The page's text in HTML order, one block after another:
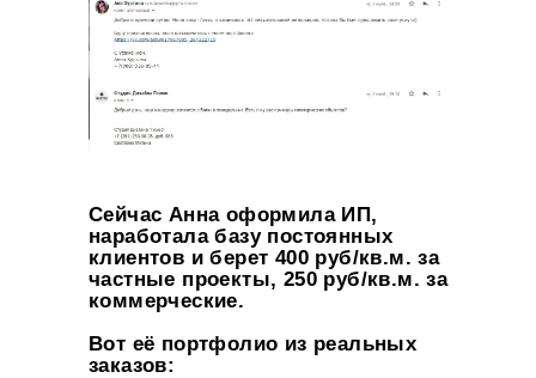
Сейчас Анна оформила ИП,
наработала базу постоянных
клиентов и берет 400 руб/кв.м. за
частные проекты, 250 руб/кв.м. за
коммерческие.
Вот её портфолио из реальных
заказов:
Публичная оферта
Дополнительная общеобразовательная программа
Согласие на обработку файлов cookie